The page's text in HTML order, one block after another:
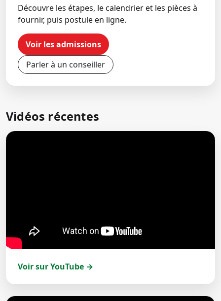
Découvre les étapes, le calendrier et les pièces à
fournir, puis postule en ligne.
Voir les admissions
Parler à un conseiller
Vidéos récentes
Voir sur YouTube →